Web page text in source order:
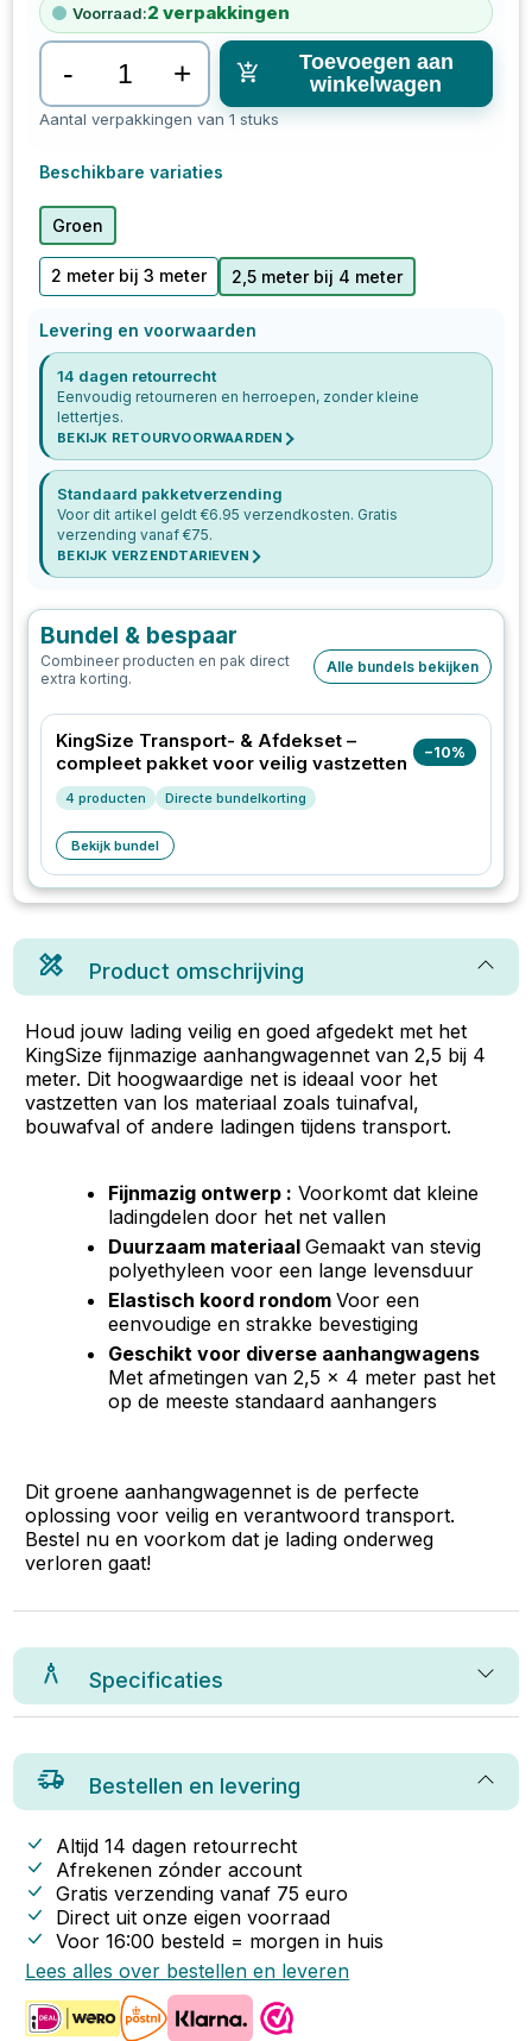
Voorraad:2 verpakkingen
- +
Toevoegen aan
winkelwagen
Aantal verpakkingen van 1 stuks
Beschikbare variaties
Groen
2 meter bij 3 meter 2,5 meter bij 4 meter
Levering en voorwaarden
14 dagen retourrecht
Eenvoudig retourneren en herroepen, zonder kleine
lettertjes.
BEKIJK RETOURVOORWAARDEN
Standaard pakketverzending
Voor dit artikel geldt €6.95 verzendkosten. Gratis
verzending vanaf €75.
BEKIJK VERZENDTARIEVEN
Bundel & bespaar
Combineer producten en pak direct
extra korting.
Alle bundels bekijken
KingSize Transport- & Afdekset –
compleet pakket voor veilig vastzetten
−10%
4 producten Directe bundelkorting
Bekijk bundel
Product omschrijving
Houd jouw lading veilig en goed afgedekt met het
KingSize fijnmazige aanhangwagennet van 2,5 bij 4
meter. Dit hoogwaardige net is ideaal voor het
vastzetten van los materiaal zoals tuinafval,
bouwafval of andere ladingen tijdens transport.
Fijnmazig ontwerp : Voorkomt dat kleine
ladingdelen door het net vallen
Duurzaam materiaalGemaakt van stevig
polyethyleen voor een lange levensduur
Elastisch koord rondomVoor een
eenvoudige en strakke bevestiging
Geschikt voor diverse aanhangwagens
Met afmetingen van 2,5 x 4 meter past het
op de meeste standaard aanhangers
Dit groene aanhangwagennet is de perfecte
oplossing voor veilig en verantwoord transport.
Bestel nu en voorkom dat je lading onderweg
verloren gaat!
Specificaties
Bestellen en levering
Altijd 14 dagen retourrecht
Afrekenen zónder account
Gratis verzending vanaf 75 euro
Direct uit onze eigen voorraad
Voor 16:00 besteld = morgen in huis
Lees alles over bestellen en leveren